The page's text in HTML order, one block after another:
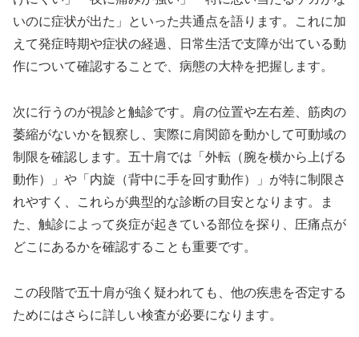
いのに症状が出た」といった共通点を語ります。これに加
えて発症時期や症状の経過、日常生活で支障が出ている動
作について確認することで、病態の大枠を把握します。
次に行うのが視診と触診です。肩の位置や左右差、筋肉の
萎縮がないかを観察し、実際に肩関節を動かして可動域の
制限を確認します。五十肩では「外転（腕を横から上げる
動作）」や「内旋（背中に手を回す動作）」が特に制限さ
れやすく、これらが典型的な診断の目安となります。ま
た、触診によって炎症が起きている部位を探り、圧痛点が
どこにあるかを確認することも重要です。
この段階で五十肩が強く疑われても、他の疾患を否定する
ためにはさらに詳しい検査が必要になります。